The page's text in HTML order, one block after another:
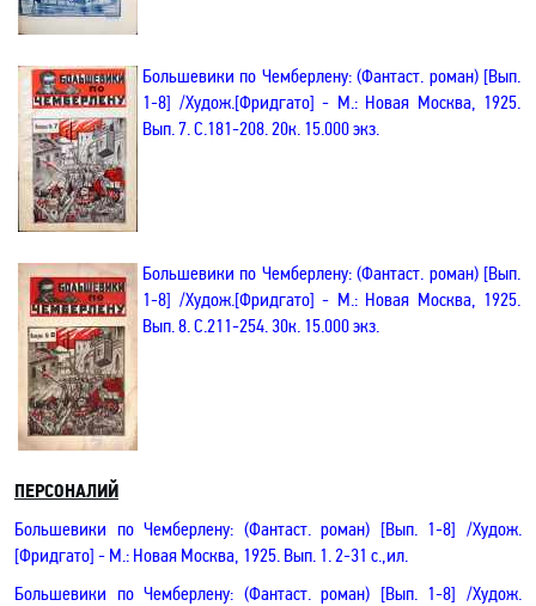
Большевики по Чемберлену:(Фантаст. роман) [Вып.
1-8] /Худож.[Фридгато] - М.: Новая Москва, 1925.
Вып. 7. С.181-208. 20к. 15.000 экз.
Большевики по Чемберлену:(Фантаст. роман) [Вып.
1-8] /Худож.[Фридгато] - М.: Новая Москва, 1925.
Вып. 8. С.211-254. 30к. 15.000 экз.
ПЕРСОНАЛИЙ
Большевики по Чемберлену: (Фантаст. роман) [Вып. 1-8]/Худож.
[Фридгато] - М.: Новая Москва, 1925. Вып. 1. 2-31 с.,ил.
Большевики по Чемберлену: (Фантаст. роман) [Вып. 1-8]/Худож.